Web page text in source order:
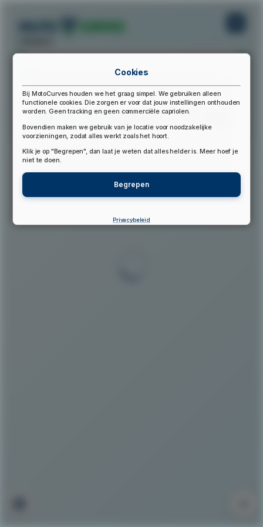
▲
Cookies
Bij MotoCurves houden we het graag simpel. We gebruiken alleen
functionele cookies. Die zorgen er voor dat jouw instellingen onthouden
worden. Geen tracking en geen commerciële capriolen.
Bovendien maken we gebruik van je locatie voor noodzakelijke
voorzieningen, zodat alles werkt zoals het hoort.
Klik je op "Begrepen", dan laat je weten dat alles helder is. Meer hoef je
niet te doen.
Begrepen
Privacybeleid